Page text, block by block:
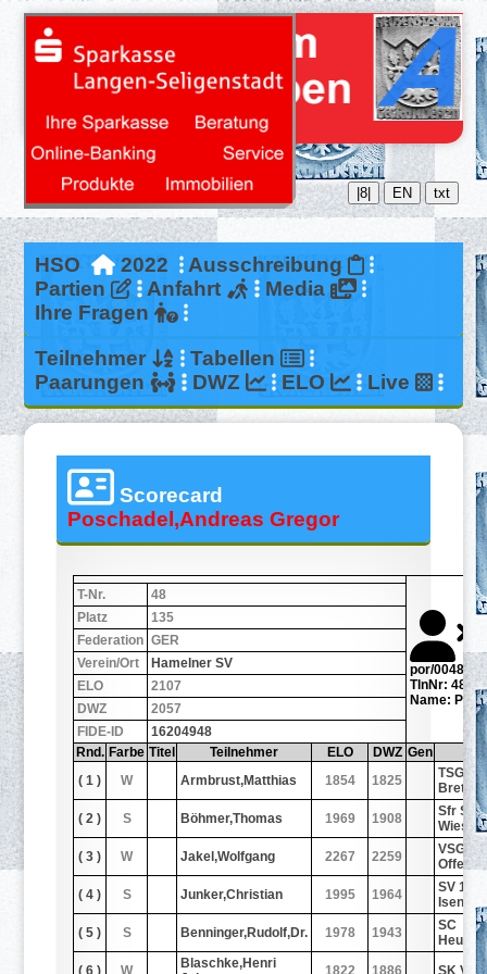
|8| EN txt
HSO 2022
Ausschreibung
Partien
Anfahrt
Media
Ihre Fragen
Teilnehmer
Tabellen
Paarungen
DWZ ELO Live
Scorecard
Poschadel,Andreas Gregor
por/0048.jpg
TlnNr: 48
Name:
T-Nr.
48
Platz
135
Federation GER
Verein/Ort
Hamelner SV
ELO
2107
DWZ
2057
FIDE-ID
16204948
Rnd. Farbe Titel Teilnehmer ELO DWZ Gen
( 1 )
W Armbrust,Matthias 1854 1825
TSG
( 2 )
S Böhmer,Thomas 1969 1908
Sfr
( 3 )
W Jakel,Wolfgang 2267 2259
VSG
( 4 )
S Junker,Christian 1995 1964
SV
( 5 )
S Benninger,Rudolf,Dr. 1978 1943
SC
Blaschke,Henri